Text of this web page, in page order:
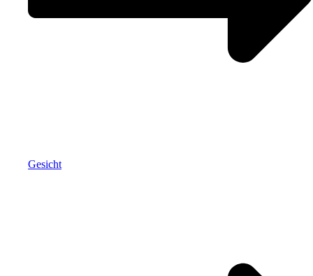
Gesicht